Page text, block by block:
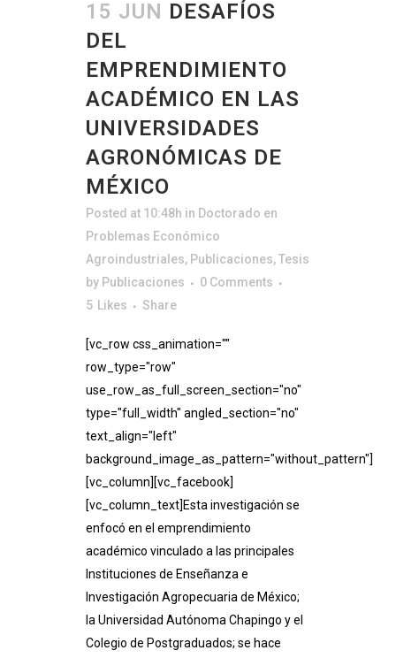
15 JUN DESAFÍOS
DEL
EMPRENDIMIENTO
ACADÉMICO EN LAS
UNIVERSIDADES
AGRONÓMICAS DE
MÉXICO
Posted at 10:48h in Doctorado en
Problemas Económico
Agroindustriales, Publicaciones,Tesis
by Publicaciones
0 Comments
5 Likes Share
[vc_row css_animation=""
row_type="row"
use_row_as_full_screen_section="no"
type="full_width" angled_section="no"
text_align="left"
background_image_as_pattern="without_pattern"]
[vc_column][vc_facebook]
[vc_column_text]Esta investigación se
enfocó en el emprendimiento
académico vinculado a las principales
Instituciones de Enseñanza e
Investigación Agropecuaria de México;
la Universidad Autónoma Chapingo y el
Colegio de Postgraduados; se hace